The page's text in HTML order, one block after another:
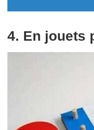
4. En jouets